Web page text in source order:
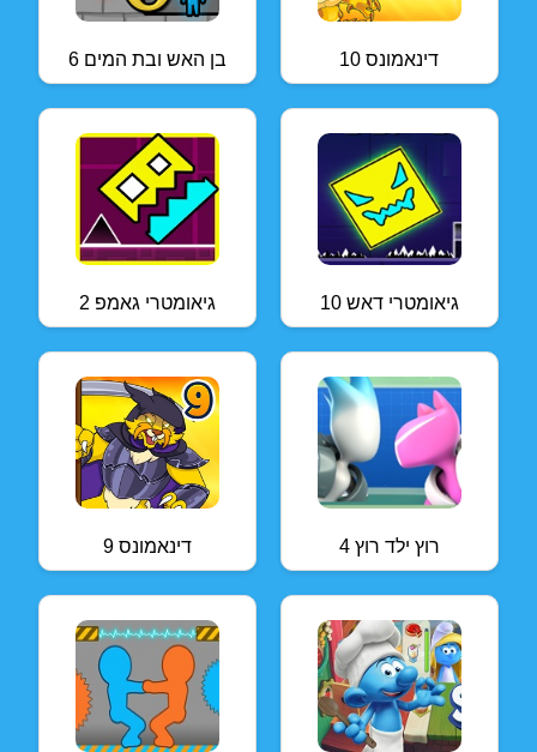
בן האש ובת המים 6 דינאמונס 10
גיאומטרי גאמפ 2 גיאומטרי דאש 10
דינאמונס 9 רוץ ילד רוץ 4